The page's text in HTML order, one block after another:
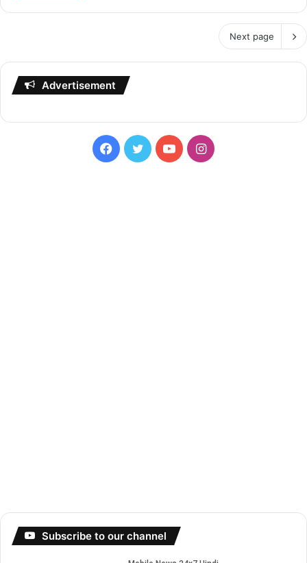
Next page
Advertisement
Facebook
TwitterYouTubeInstagram
Subscribe to our channel